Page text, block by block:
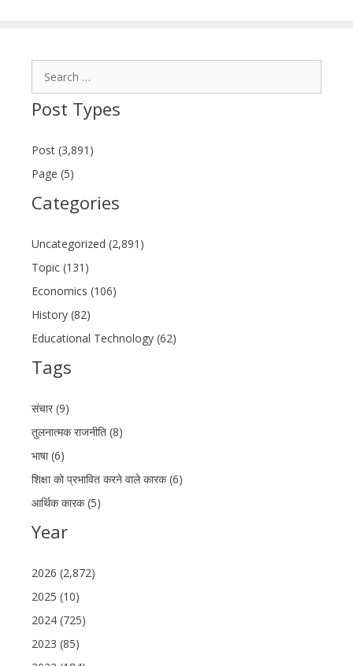
Post Types
Post (3,891)
Page (5)
Categories
Uncategorized (2,891)
Topic (131)
Economics (106)
History (82)
Educational Technology (62)
Tags
संचार (9)
तुलनात्मक राजनीति (8)
भाषा (6)
शिक्षा को प्रभावित करने वाले कारक (6)
आर्थिक कारक (5)
Year
2026 (2,872)
2025 (10)
2024 (725)
2023 (85)